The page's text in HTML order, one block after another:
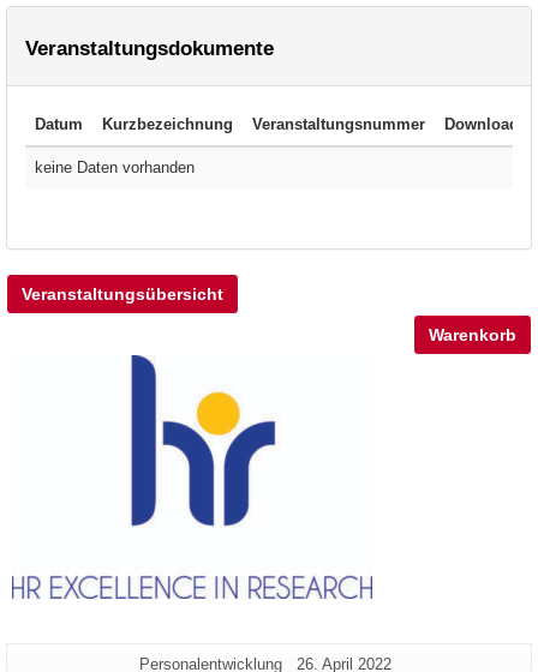
Veranstaltungsdokumente
Datum Kurzbezeichnung Veranstaltungsnummer Download
keine Daten vorhanden
Veranstaltungsübersicht
Warenkorb
Zusätzliche
Seiten-
Personalentwicklung Letzte
26. April 2022